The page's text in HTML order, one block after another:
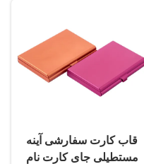
قاب کارت سفارشی آینه
مستطیلی جای کارت نام